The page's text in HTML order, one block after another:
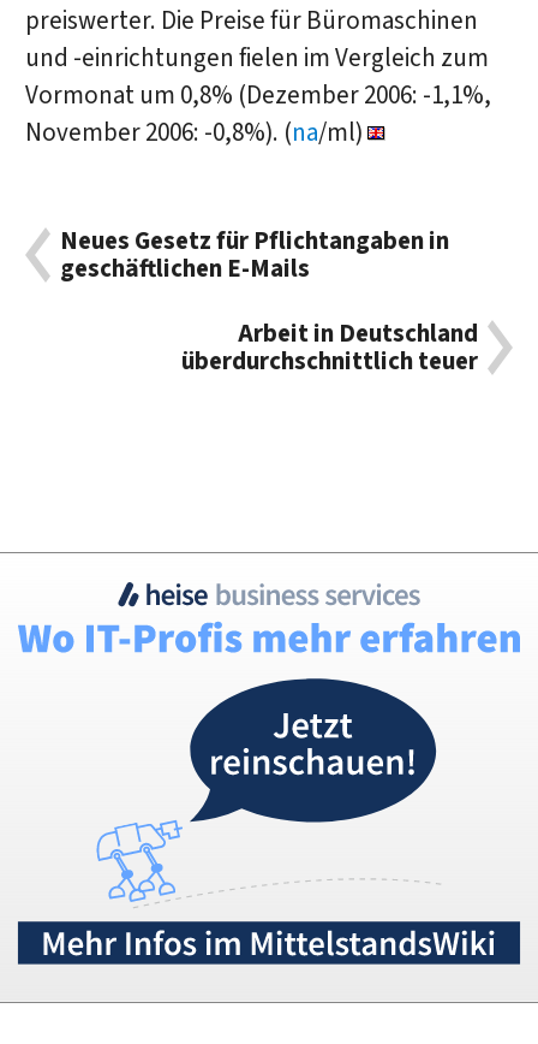
preiswerter. Die Preise für Büromaschinen
und -einrichtungen fielen im Vergleich zum
Vormonat um 0,8% (Dezember 2006: -1,1%,
November 2006: -0,8%). (na/ml)
Neues Gesetz für Pflichtangaben in
geschäftlichen E-Mails
Arbeit in Deutschland
überdurchschnittlich teuer